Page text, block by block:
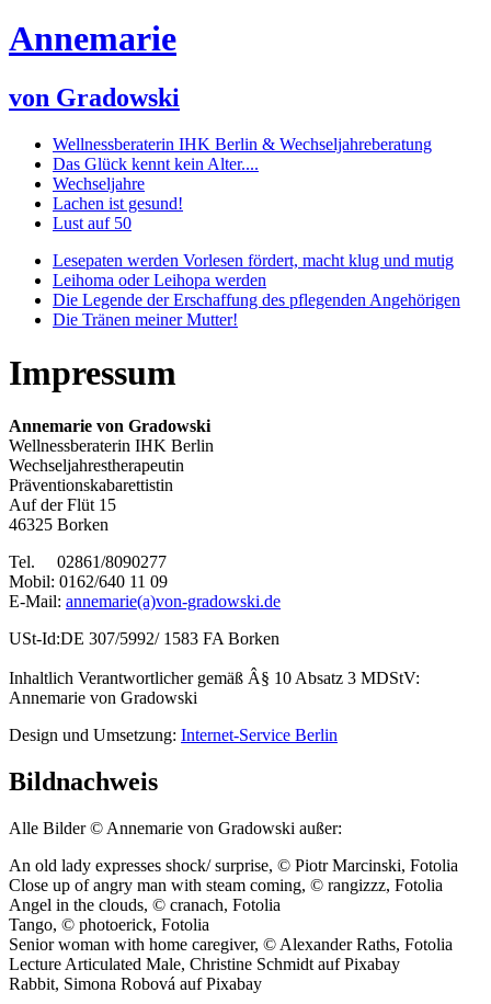
Annemarie
von Gradowski
Wellnessberaterin IHK Berlin & Wechseljahreberatung
Das Glück kennt kein Alter....
Wechseljahre
Lachen ist gesund!
Lust auf 50
Lesepaten werden Vorlesen fördert, macht klug und mutig
Leihoma oder Leihopa werden
Die Legende der Erschaffung des pflegenden Angehörigen
Die Tränen meiner Mutter!
Impressum
Annemarie von Gradowski
Wellnessberaterin IHK Berlin
Wechseljahrestherapeutin
Präventionskabarettistin
Auf der Flüt 15
46325 Borken
Tel. 02861/8090277
Mobil: 0162/640 11 09
E-Mail: annemarie(a)von-gradowski.de
USt-Id:DE 307/5992/ 1583 FA Borken
Inhaltlich Verantwortlicher gemäß Â§ 10 Absatz 3 MDStV:
Annemarie von Gradowski
Design und Umsetzung: Internet-Service Berlin
Bildnachweis
Alle Bilder © Annemarie von Gradowski außer:
An old lady expresses shock/ surprise, © Piotr Marcinski, Fotolia
Close up of angry man with steam coming, © rangizzz, Fotolia
Angel in the clouds, © cranach, Fotolia
Tango, © photoerick, Fotolia
Senior woman with home caregiver, © Alexander Raths, Fotolia
Lecture Articulated Male, Christine Schmidt auf Pixabay
Rabbit, Simona Robová auf Pixabay